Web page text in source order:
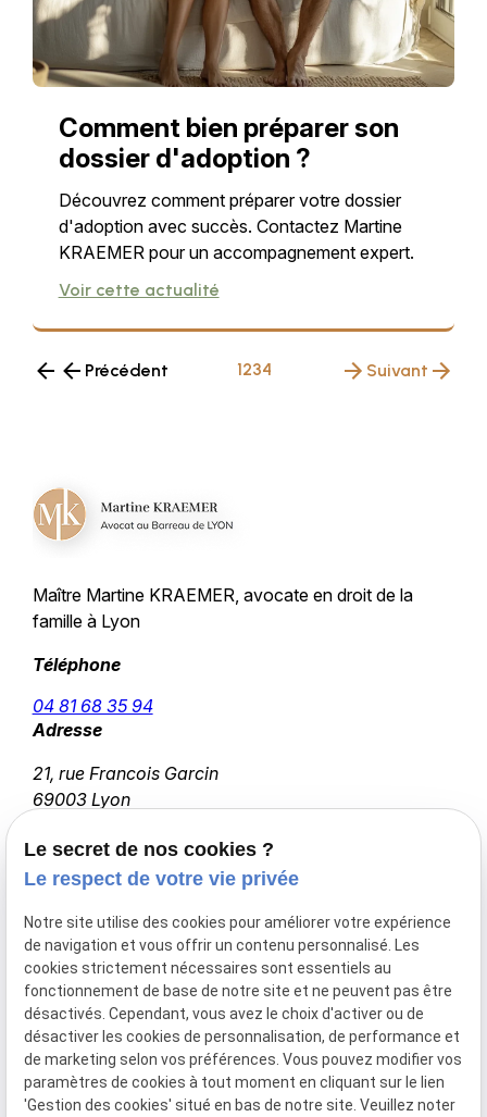
Comment bien préparer son
dossier d'adoption ?
Découvrez comment préparer votre dossier
d'adoption avec succès. Contactez Martine
KRAEMER pour un accompagnement expert.
Voir cette actualité
Précédent 1234 Suivant
Maître Martine KRAEMER, avocate en droit de la
famille à Lyon
Téléphone
04 81 68 35 94
Adresse
21, rue Francois Garcin
69003 Lyon
09:00 - 18:00
Accueil
Votre avocat
Prendre rendez-vous
Actualités
Le secret de nos cookies ?
Le respect de votre vie privée
Notre site utilise des cookies pour améliorer votre expérience
de navigation et vous offrir un contenu personnalisé. Les
cookies strictement nécessaires sont essentiels au
fonctionnement de base de notre site et ne peuvent pas être
désactivés. Cependant, vous avez le choix d'activer ou de
désactiver les cookies de personnalisation, de performance et
de marketing selon vos préférences. Vous pouvez modifier vos
paramètres de cookies à tout moment en cliquant sur le lien
'Gestion des cookies' situé en bas de notre site. Veuillez noter